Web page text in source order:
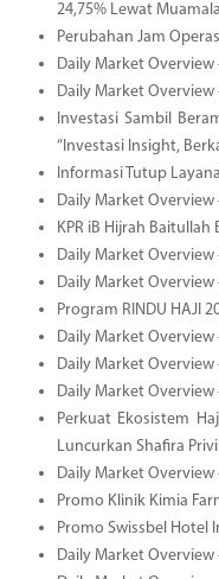
24,75% Lewat
Perubahan Jam
Daily Market Overview
Daily Market Overview
Investasi Sambil
“Investasi Insight,
Informasi Tutup
Daily Market Overview
KPR iB Hijrah
Daily Market Overview
Daily Market Overview
Program RINDU HAJI
Daily Market Overview
Daily Market Overview
Daily Market Overview
Perkuat Ekosistem
Luncurkan Shafira
Daily Market Overview
Promo Klinik Kimia
Promo Swissbel Hotel
Daily Market Overview